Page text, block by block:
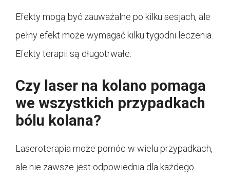
Efekty mogą być zauważalne po kilku sesjach, ale
pełny efekt może wymagać kilku tygodni leczenia.
Efekty terapii są długotrwałe.
Czy laser na kolano pomaga
we wszystkich przypadkach
bólu kolana?
Laseroterapia może pomóc w wielu przypadkach,
ale nie zawsze jest odpowiednia dla każdego